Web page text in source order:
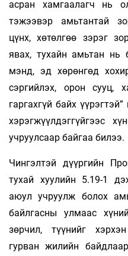
асран хамгаалагч нь
тэжээвэр амьтантай
цүнх, хөтөлгөө зэрэг
явах, тухайн амьтан нь
мэнд, эд хөрөнгөд
сэргийлэх, орон сууц,
гаргахгүй байх
хэрэгжүүлдэггүйгээс
учруулсаар байгаа билээ.
Чингэлтэй дүүргийн
тухай хуулийн 5.19-1
аюул учруулж болох
байлгасны улмаас
зөрчил, түүнийг
гурван жилийн